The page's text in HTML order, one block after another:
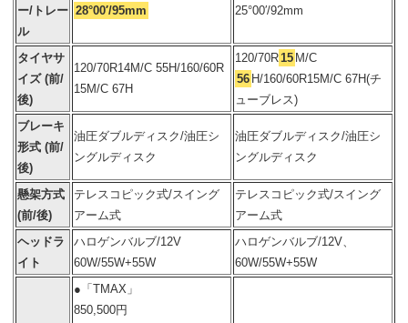
ー/トレー
ル
28°00′/95mm 25°00′/92mm
タイヤサ
イズ (前/
後)
120/70R14M/C 55H/160/60R
15M/C 67H
120/70R15 M/C
56 H/160/60R15M/C 67H(チ
ューブレス)
ブレーキ
形式 (前/
後)
油圧ダブルディスク/油圧シ
ングルディスク
油圧ダブルディスク/油圧シ
ングルディスク
懸架方式
(前/後)
テレスコピック式/スイング
アーム式
テレスコピック式/スイング
アーム式
ヘッドラ
イト
ハロゲンバルブ/12V
60W/55W+55W
ハロゲンバルブ/12V、
60W/55W+55W
●「TMAX」
850,500円